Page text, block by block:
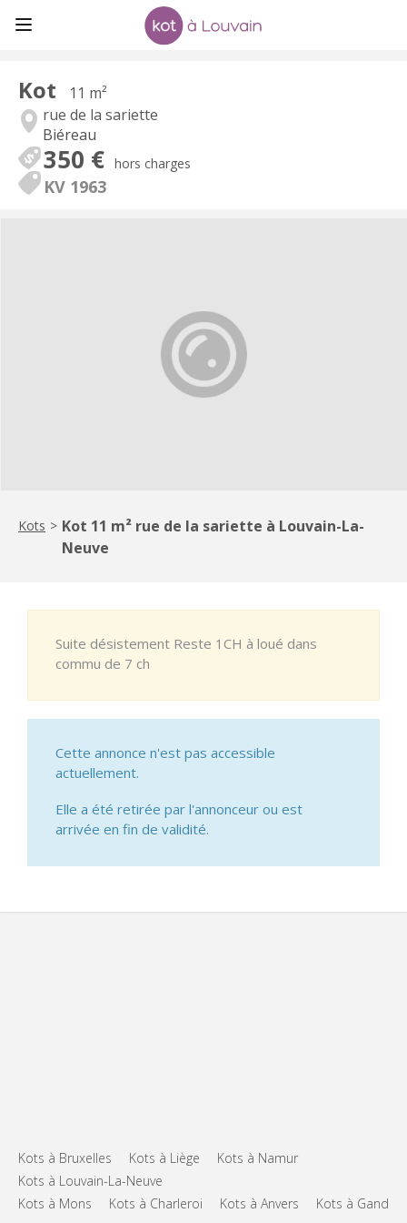
Kot
11 m²
rue de la sariette
Biéreau
350 € hors charges
KV 1963
Kots > Kot 11 m² rue de la sariette à Louvain-La-
Neuve
Suite désistement Reste 1CH à loué dans
commu de 7 ch
Cette annonce n'est pas accessible
actuellement.
Elle a été retirée par l'annonceur ou est
arrivée en fin de validité.
Kots à Bruxelles Kots à Liège
Kots à Namur
Kots à Louvain-La-Neuve
Kots à Mons
Kots à Charleroi Kots à Anvers Kots à Gand